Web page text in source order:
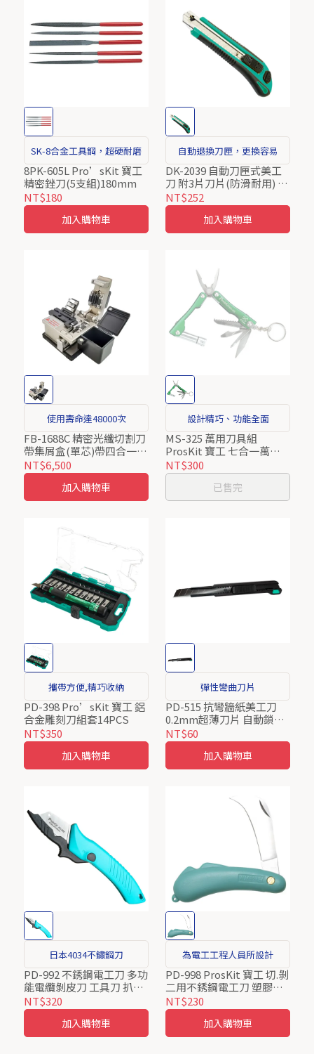
SK-8合金工具鋼，超硬耐磨
8PK-605L Pro’sKit 寶工
精密銼刀(5支組)180mm
NT$180
加入購物車
自動退換刀匣，更換容易
DK-2039 自動刀匣式美工
刀 附3片刀片(防滑耐用) 家
用刀 匣式牆纸刀 SK-4合金
壁纸刀 精密自動退換刀匣
台灣 ProsKit 寶工
NT$252
加入購物車
使用壽命達48000次
FB-1688C 精密光纖切割刀
帶集屑盒(單芯)帶四合一夾
具 ProsKit 寶工
NT$6,500
加入購物車
設計精巧、功能全面
MS-325 萬用刀具組
ProsKit 寶工 七合一萬用
刀具組
NT$300
已售完
攜帶方便,精巧收納
PD-398 Pro’sKit 寶工 鋁
合金雕刻刀組套14PCS
NT$350
加入購物車
彈性彎曲刀片
PD-515 抗彎牆紙美工刀
0.2mm超薄刀片 自動鎖定
刀身 寶工 ProsKit
NT$60
加入購物車
日本4034不鏽鋼刀
PD-992 不銹鋼電工刀 多功
能電纜剝皮刀 工具刀 扒皮
剝線刀 Proskit 寶工
NT$320
加入購物車
為電工工程人員所設計
PD-998 ProsKit 寶工 切.剝
二用不銹鋼電工刀 塑膠手
柄
NT$230
加入購物車